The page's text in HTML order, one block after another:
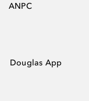
ANPC
Douglas App